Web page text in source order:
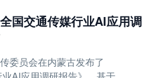
国交通传媒行业AI应用调
委员会在内蒙古发布了